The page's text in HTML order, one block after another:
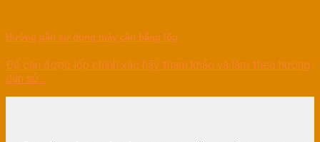
Hướng dẫn sử dụng máy cân bằng lốp
Để cân được lốp chính xác hãy tham khảo và làm theo hướng
dẫn sử...